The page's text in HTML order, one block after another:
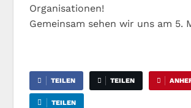
Organisationen!
Gemeinsam sehen wir uns am 5.
TEILEN TEILEN
TEILEN